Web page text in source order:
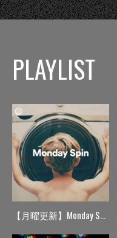
PLAYLIST
【月曜更新】Monday Spin